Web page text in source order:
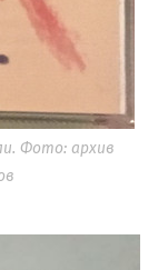
Фото: архив